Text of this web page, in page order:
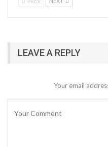
LEAVE A REPLY
Your email